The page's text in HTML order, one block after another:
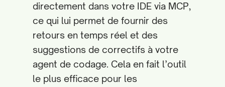
directement dans votre IDE via MCP,
ce qui lui permet de fournir des
retours en temps réel et des
suggestions de correctifs à votre
agent de codage. Cela en fait l’outil
le plus efficace pour les